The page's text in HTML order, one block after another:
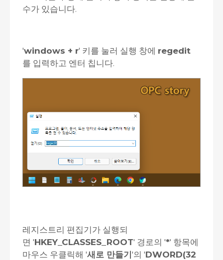
수가 있습니다.
'windows + r' 키를 눌러 실행 창에 regedit
를 입력하고 엔터 칩니다.
레지스트리 편집기가 실행되
면 'HKEY_CLASSES_ROOT' 경로의 '*' 항목에
마우스 우클릭해 '새로 만들기'의 'DWORD(32